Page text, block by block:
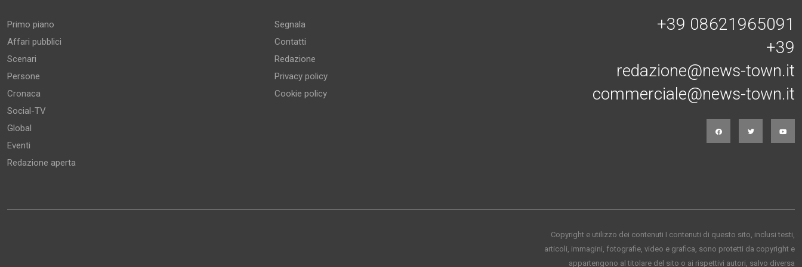
Primo piano
Affari pubblici
Scenari
Persone
Cronaca
Social-TV
Global
Eventi
Redazione aperta
Segnala
Contatti
Redazione
Privacy policy
Cookie policy
+39 08621965091
+39
redazione@news-town.it
commerciale@news-town.it
Copyright e utilizzo dei contenuti I contenuti di questo sito, inclusi testi,
articoli, immagini, fotografie, video e grafica, sono protetti da copyright e
appartengono al titolare del sito o ai rispettivi autori, salvo diversa